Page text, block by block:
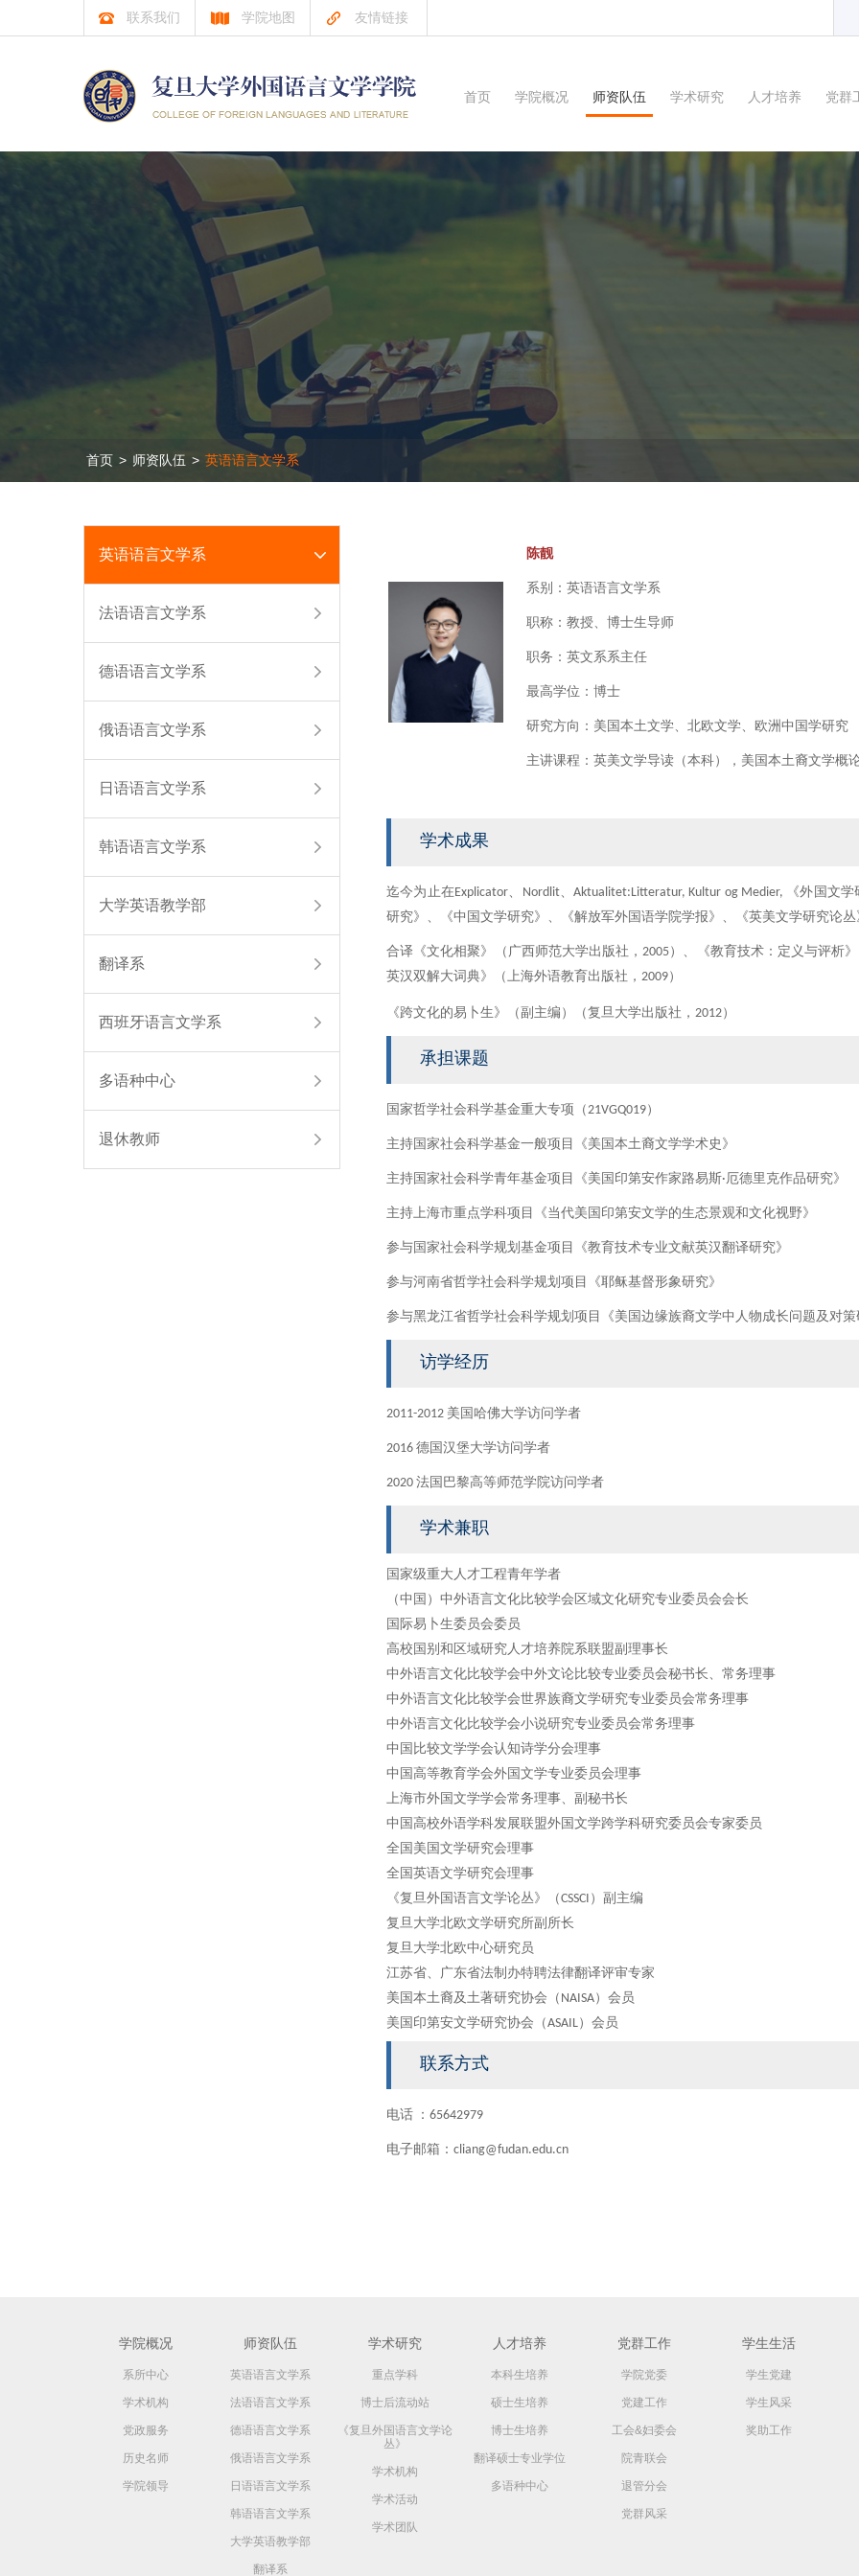
联系我们 学院地图 友情链接
首页 学院概况 师资队伍 学术研究 人才培养 党群
首页 > 师资队伍 > 英语语言文学系
英语语言文学系
法语语言文学系
德语语言文学系
俄语语言文学系
日语语言文学系
韩语语言文学系
大学英语教学部
翻译系
西班牙语言文学系
多语种中心
退休教师
陈靓
系别：英语语言文学系
职称：教授、博士生导师
职务：英文系系主任
最高学位：博士
研究方向：美国本土文学、北欧文学、欧洲中国学研究
主讲课程：英美文学导读（本科），美国本土裔文学概
学术成果
迄今为止在Explicator、Nordlit、Aktualitet:Litteratur, Kultur og Medier, 《外国
研究》、《中国文学研究》、《解放军外国语学院学报》、《英美文学研究论丛
合译《文化相聚》（广西师范大学出版社，2005）、《教育技术：定义与评析
英汉双解大词典》（上海外语教育出版社，2009）
《跨文化的易卜生》（副主编）（复旦大学出版社，2012）
承担课题
国家哲学社会科学基金重大专项（21VGQ019）
主持国家社会科学基金一般项目《美国本土裔文学学术史》
主持国家社会科学青年基金项目《美国印第安作家路易斯·厄德里克作品研究》
主持上海市重点学科项目《当代美国印第安文学的生态景观和文化视野》
参与国家社会科学规划基金项目《教育技术专业文献英汉翻译研究》
参与河南省哲学社会科学规划项目《耶稣基督形象研究》
参与黑龙江省哲学社会科学规划项目《美国边缘族裔文学中人物成长问题及对
访学经历
2011-2012 美国哈佛大学访问学者
2016 德国汉堡大学访问学者
2020 法国巴黎高等师范学院访问学者
学术兼职
国家级重大人才工程青年学者
（中国）中外语言文化比较学会区域文化研究专业委员会会长
国际易卜生委员会委员
高校国别和区域研究人才培养院系联盟副理事长
中外语言文化比较学会中外文论比较专业委员会秘书长、常务理事
中外语言文化比较学会世界族裔文学研究专业委员会常务理事
中外语言文化比较学会小说研究专业委员会常务理事
中国比较文学学会认知诗学分会理事
中国高等教育学会外国文学专业委员会理事
上海市外国文学学会常务理事、副秘书长
中国高校外语学科发展联盟外国文学跨学科研究委员会专家委员
全国美国文学研究会理事
全国英语文学研究会理事
《复旦外国语言文学论丛》（CSSCI）副主编
复旦大学北欧文学研究所副所长
复旦大学北欧中心研究员
江苏省、广东省法制办特聘法律翻译评审专家
美国本土裔及土著研究协会（NAISA）会员
美国印第安文学研究协会（ASAIL）会员
联系方式
电话 ：65642979
电子邮箱：cliang@fudan.edu.cn
学院概况
系所中心
学术机构
党政服务
历史名师
学院领导
师资队伍
英语语言文学系
法语语言文学系
德语语言文学系
俄语语言文学系
日语语言文学系
韩语语言文学系
大学英语教学部
翻译系
学术研究
重点学科
博士后流动站
《复旦外国语言文学论
丛》
学术机构
学术活动
学术团队
人才培养
本科生培养
硕士生培养
博士生培养
翻译硕士专业学位
多语种中心
党群工作
学院党委
党建工作
工会&妇委会
院青联会
退管分会
党群风采
学生生活
学生党建
学生风采
奖助工作